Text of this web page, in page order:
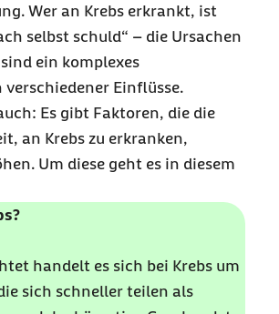
Wer an Krebs erkrankt, ist
selbst schuld“ – die Ursachen
ein komplexes
Einflüsse.
Es gibt Faktoren, die die
an Krebs zu erkranken,
Um diese geht es in diesem
handelt es sich bei Krebs um
sich schneller teilen als